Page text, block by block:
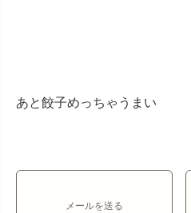
あと餃子めっちゃうまい
メールを送る